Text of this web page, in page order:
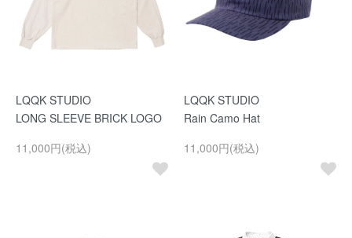
LQQK STUDIO
LONG SLEEVE BRICK LOGO
11,000円(税込)
LQQK STUDIO
Rain Camo Hat
11,000円(税込)